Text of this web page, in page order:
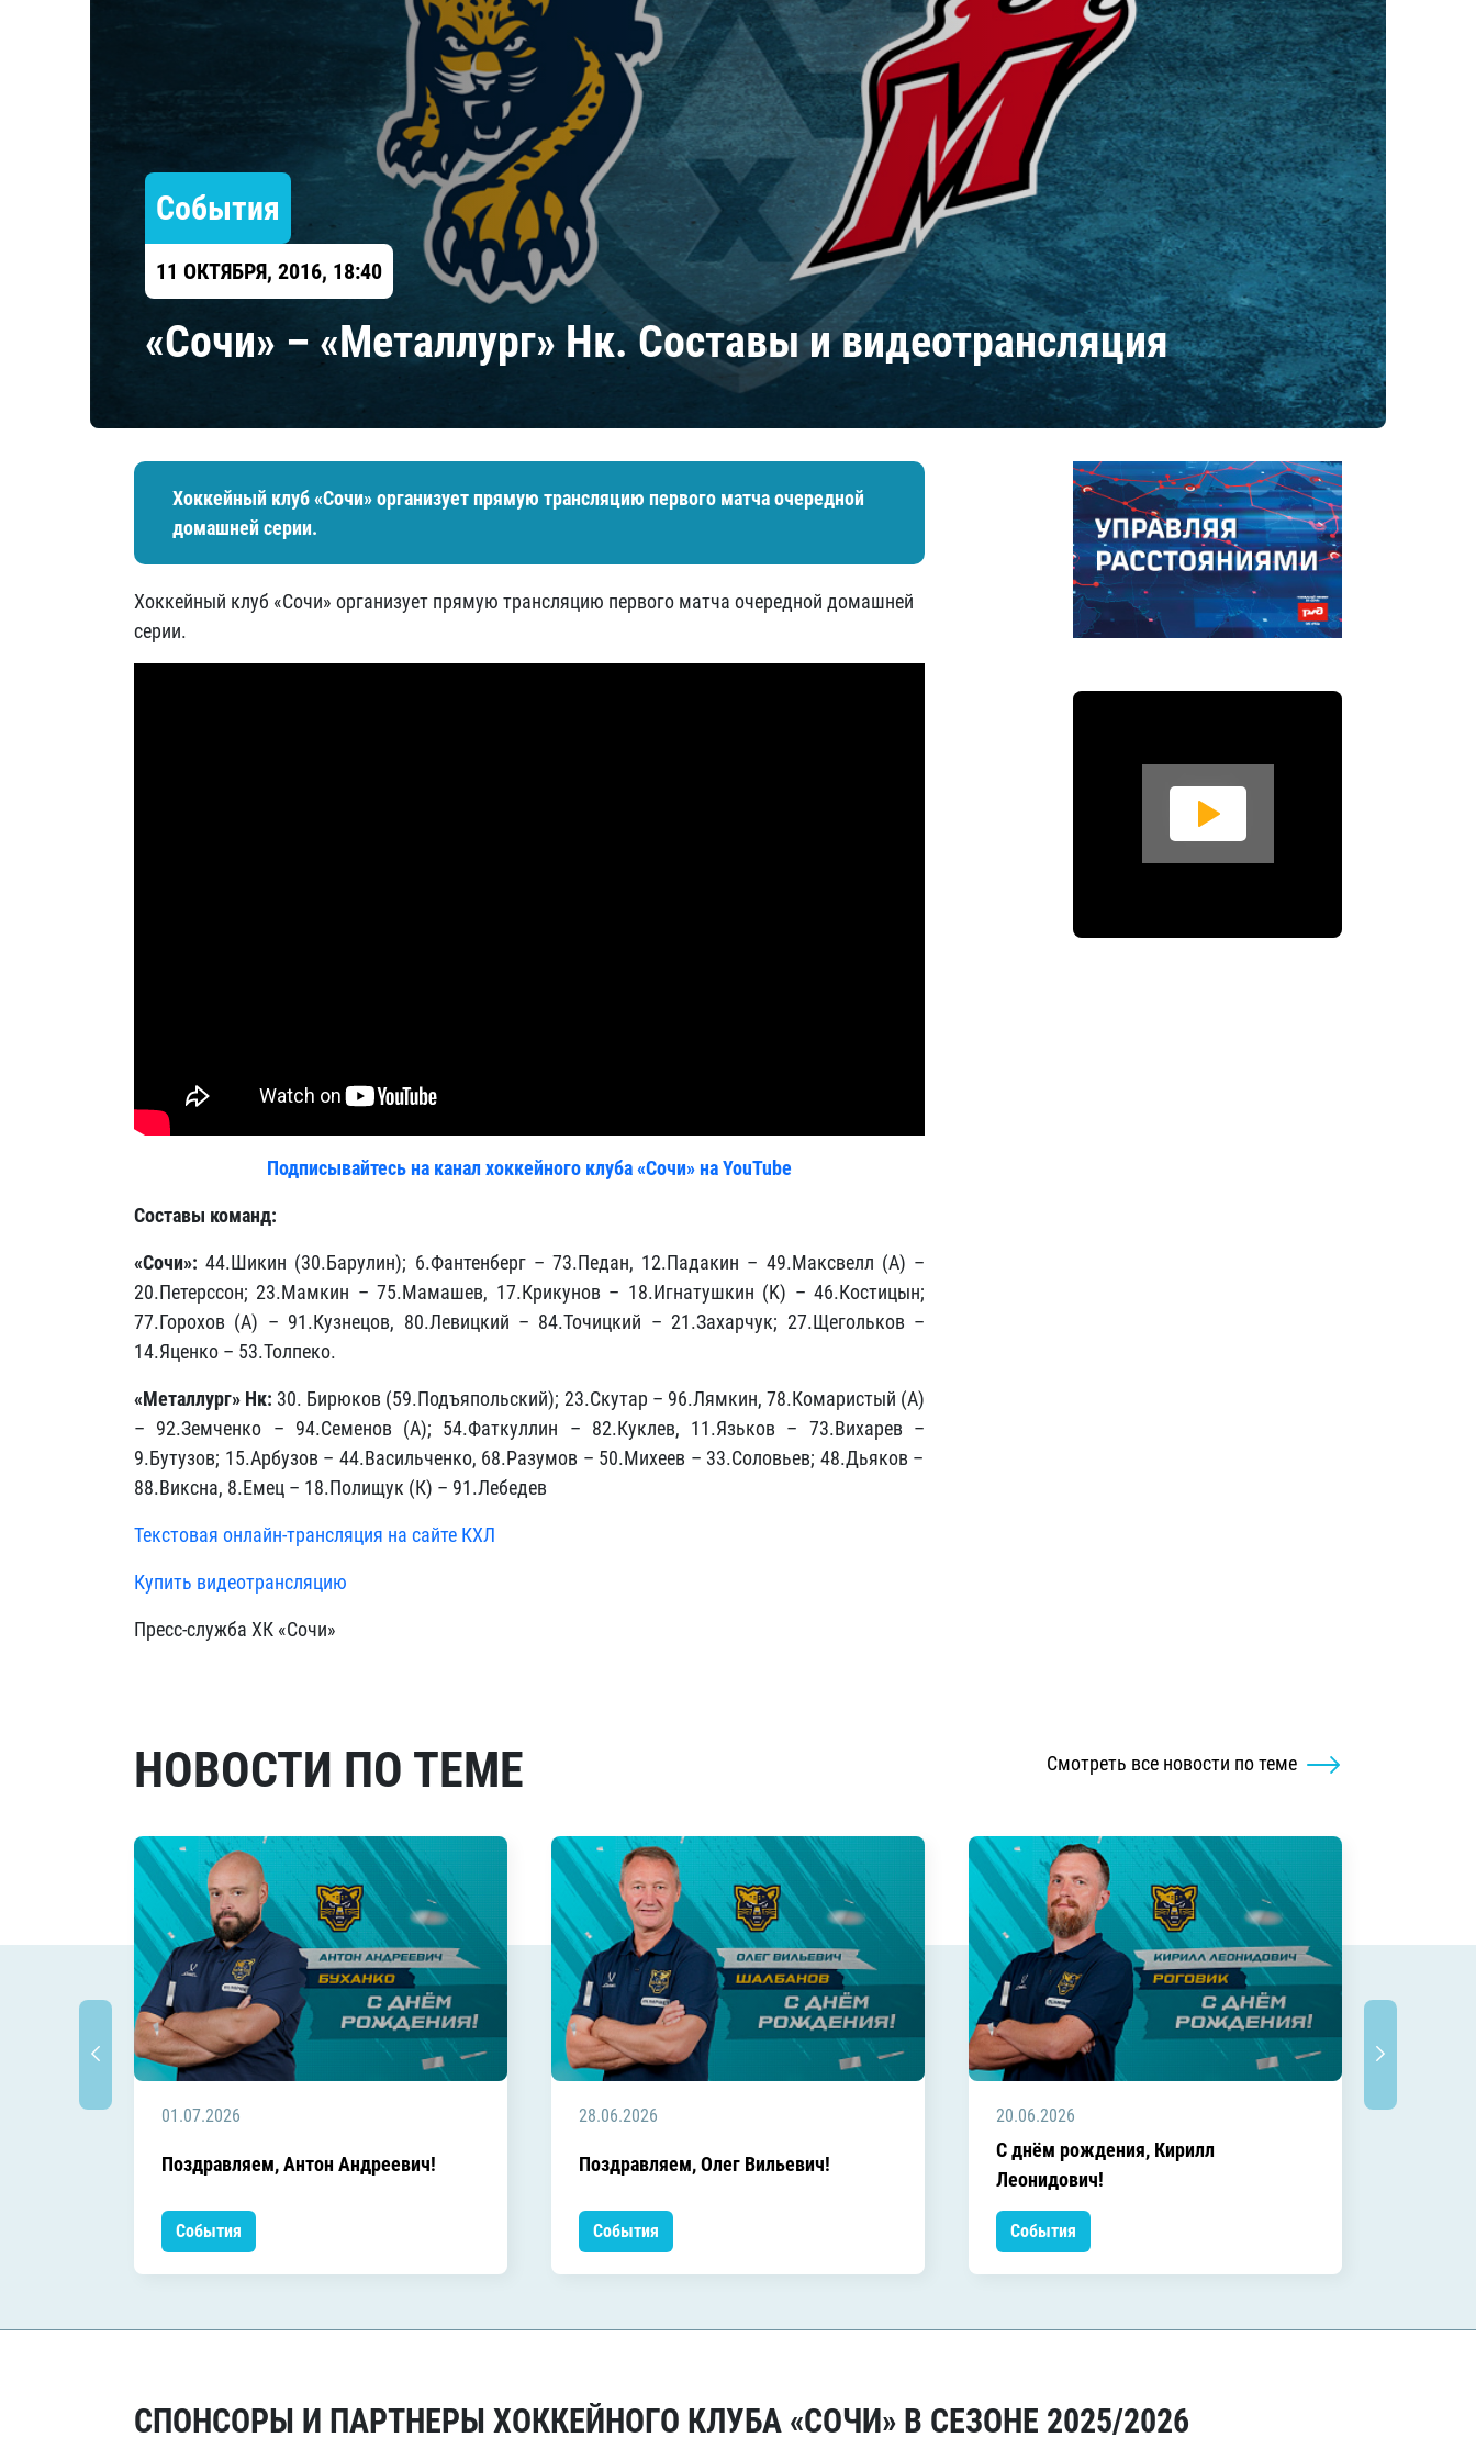
Шанхайские Драконы
Барыс
Салават Юлаев
Сибирь
События
11 ОКТЯБРЯ, 2016, 18:40
«Сочи» – «Металлург» Нк. Составы и видеотрансляция
Хоккейный клуб «Сочи» организует прямую трансляцию первого матча очередной
домашней серии.
Хоккейный клуб «Сочи» организует прямую трансляцию первого матча очередной домашней
серии.
Подписывайтесь на канал хоккейного клуба «Сочи» на YouTube
Составы команд:
«Сочи»:44.Шикин (30.Барулин); 6.Фантенберг – 73.Педан, 12.Падакин – 49.Максвелл (А) –
20.Петерссон; 23.Мамкин – 75.Мамашев, 17.Крикунов – 18.Игнатушкин (K) – 46.Костицын;
77.Горохов (А) – 91.Кузнецов, 80.Левицкий – 84.Точицкий – 21.Захарчук; 27.Щегольков –
14.Яценко – 53.Толпеко.
«Металлург» Нк: 30. Бирюков (59.Подъяпольский); 23.Скутар – 96.Лямкин, 78.Комаристый (А)
– 92.Земченко – 94.Семенов (А); 54.Фаткуллин – 82.Куклев, 11.Язьков – 73.Вихарев –
9.Бутузов; 15.Арбузов – 44.Васильченко, 68.Разумов – 50.Михеев – 33.Соловьев; 48.Дьяков –
88.Виксна, 8.Емец – 18.Полищук (К) – 91.Лебедев
Текстовая онлайн-трансляция на сайте КХЛ
Купить видеотрансляцию
Пресс-служба ХК «Сочи»
НОВОСТИ ПО ТЕМЕ Смотреть все новости по теме
01.07.2026
Поздравляем, Антон Андреевич!
События
28.06.2026
Поздравляем, Олег Вильевич!
События
20.06.2026
C днём рождения, Кирилл
Леонидович!
События
СПОНСОРЫ И ПАРТНЕРЫ ХОККЕЙНОГО КЛУБА «СОЧИ» В СЕЗОНЕ 2025/2026